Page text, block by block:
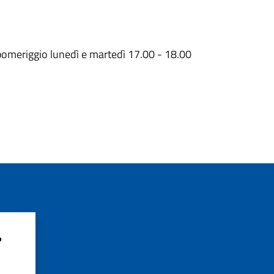
lunedì e martedì 17.00 - 18.00